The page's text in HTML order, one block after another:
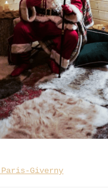
Paris-Giverny